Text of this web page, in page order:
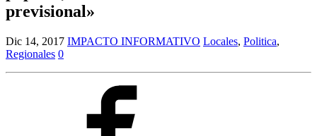
previsional»
Dic 14, 2017 IMPACTO INFORMATIVO Locales, Politica,
Regionales 0